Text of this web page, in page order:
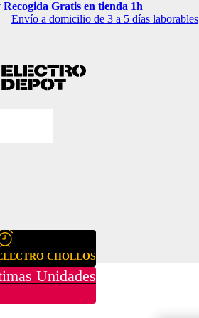
Gratis en tienda 1h
Envío a domicilio de 3 a 5 días laborables
CHOLLOS
Unidades